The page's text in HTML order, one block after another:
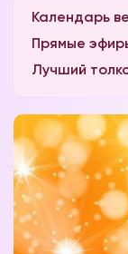
Календарь
Прямые
Лучший